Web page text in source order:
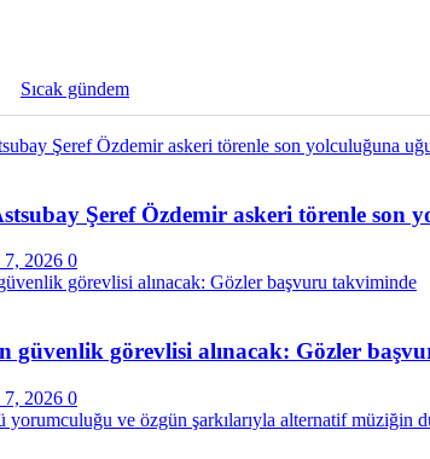
Sıcak gündem
Şeref Özdemir askeri törenle son
7, 2026 0
güvenlik görevlisi alınacak: Gözler
7, 2026 0